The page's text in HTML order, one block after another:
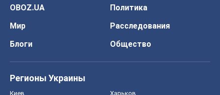
OBOZ.UA
Политика
Мир
Расследования
Блоги
Общество
Регионы Украины
Киев Харьков